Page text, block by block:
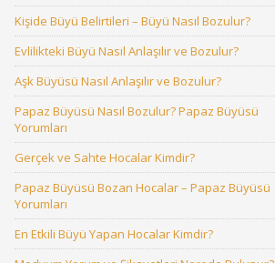
Kişide Büyü Belirtileri – Büyü Nasıl Bozulur?
Evlilikteki Büyü Nasıl Anlaşılır ve Bozulur?
Aşk Büyüsü Nasıl Anlaşılır ve Bozulur?
Papaz Büyüsü Nasıl Bozulur? Papaz Büyüsü
Yorumları
Gerçek ve Sahte Hocalar Kimdir?
Papaz Büyüsü Bozan Hocalar – Papaz Büyüsü
Yorumları
En Etkili Büyü Yapan Hocalar Kimdir?